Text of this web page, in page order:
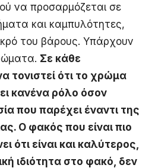
να προσαρμόζεται σε
και καμπυλότητες,
του βάρους. Υπάρχουν
Σε κάθε
τονιστεί ότι το χρώμα
κανένα ρόλο όσον
που παρέχει έναντι της
Ο φακός που είναι πιο
ότι είναι και καλύτερος,
ιδιότητα στο φακό, δεν